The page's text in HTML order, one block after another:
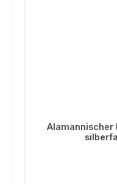
Alamannischer